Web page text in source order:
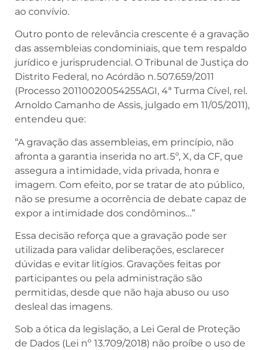
ao convívio.
Outro ponto de relevância crescente é a gravação
das assembleias condominiais, que tem respaldo
jurídico e jurisprudencial. O Tribunal de Justiça do
Distrito Federal, no Acórdão n. 507.659/2011
(Processo 20110020054255AGI, 4ª Turma Cível, rel.
Arnoldo Camanho de Assis, julgado em 11/05/2011),
entendeu que:
“A gravação das assembleias, em princípio, não
afronta a garantia inserida no art. 5º, X, da CF, que
assegura a intimidade, vida privada, honra e
imagem. Com efeito, por se tratar de ato público,
não se presume a ocorrência de debate capaz de
expor a intimidade dos condôminos…”
Essa decisão reforça que a gravação pode ser
utilizada para validar deliberações, esclarecer
dúvidas e evitar litígios. Gravações feitas por
participantes ou pela administração são
permitidas, desde que não haja abuso ou uso
desleal das imagens.
Sob a ótica da legislação, a Lei Geral de Proteção
de Dados (Lei nº 13.709/2018) não proíbe o uso de